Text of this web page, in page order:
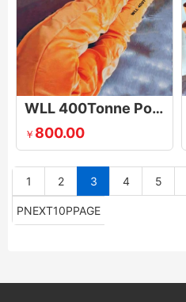
WLL 400Tonne Polyester Round Sling
￥ 800.00
1 2 3 4 5
PNEXT10PPAGE